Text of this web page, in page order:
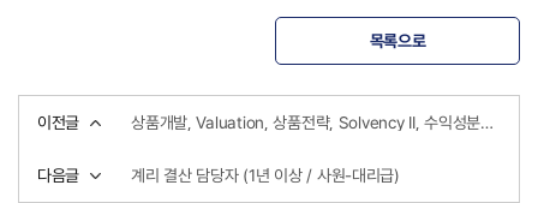
목록으로
이전글 상품개발, Valuation, 상품전략, Solvency II, 수익성분석, IFRS17 결산 매니저, IFRS17 회계, 계리 채용
다음글 계리 결산 담당자 (1년 이상 / 사원-대리급)